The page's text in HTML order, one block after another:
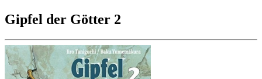
Gipfel der Götter 2